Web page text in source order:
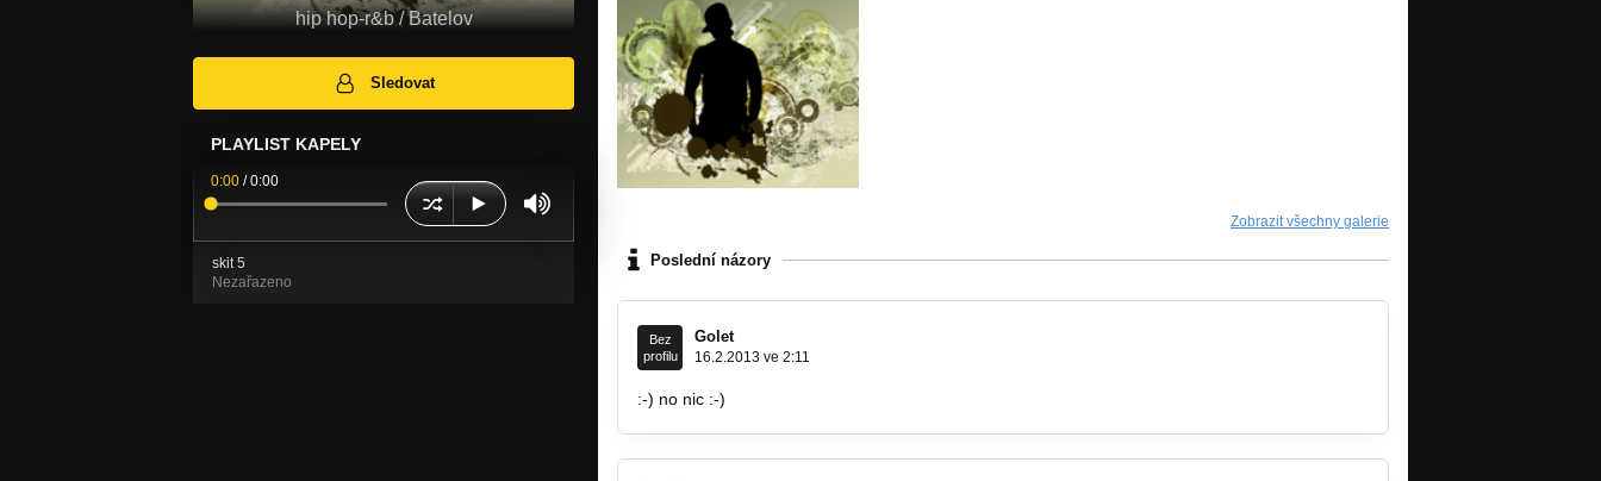
hip hop-r&b / Batelov
Sledovat
PLAYLIST KAPELY
0:00 /0:00
skit 5
Nezařazeno
Zobrazit všechny galerie
Poslední názory
Bez
profilu
Golet
16.2.2013 ve 2:11
:-) no nic :-)